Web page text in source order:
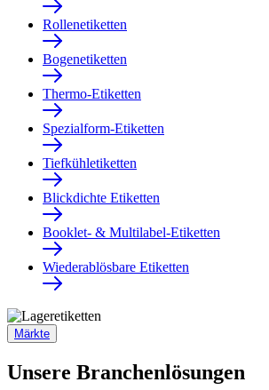
Rollenetiketten
Bogenetiketten
Thermo-Etiketten
Spezialform-Etiketten
Tiefkühletiketten
Blickdichte Etiketten
Booklet- & Multilabel-Etiketten
Wiederablösbare Etiketten
Märkte
Unsere Branchenlösungen